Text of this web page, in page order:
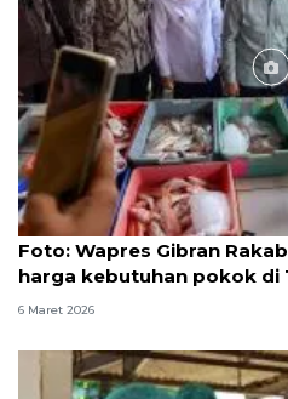
Foto
Foto: Wapres Gibran
harga kebutuhan pokok di
6 Maret 2026